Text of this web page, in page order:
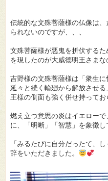
伝統的な文殊菩薩様の仏像は
られないのですが、、、
文殊菩薩様が悪鬼を折伏する
を現したのが大威徳明王さまな
吉野様の文殊菩薩様は「衆生に
延々と続く輪廻から解放させ
王様の側面も強く併せ持ってお
燃え立つ意思の炎はイエロー
に、「明晰」「智慧」を象徴し
「みるたびに自分だったて、
辞をいただきました。